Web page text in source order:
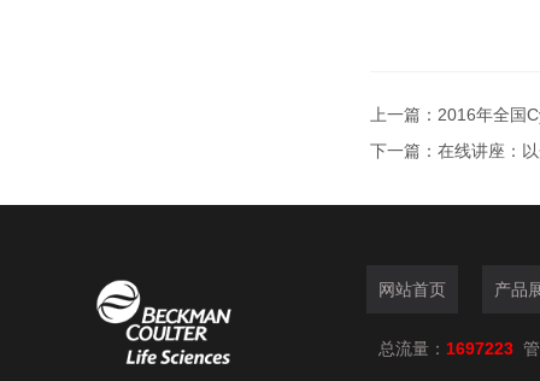
上一篇： 2016年全国
下一篇： 在线讲座：
网站首页 产品
总流量： 1697223